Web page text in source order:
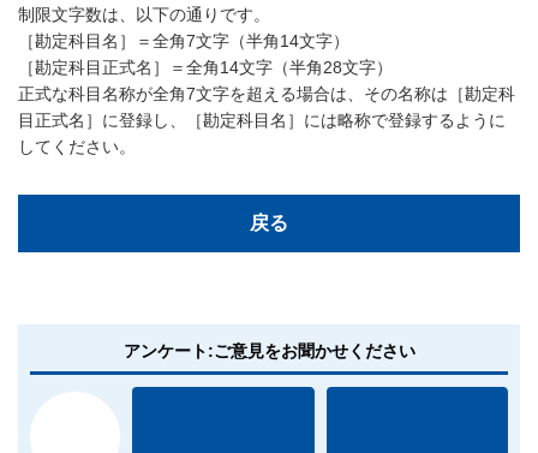
制限文字数は、以下の通りです。
［勘定科目名］＝全角7文字（半角14文字）
［勘定科目正式名］＝全角14文字（半角28文字）
正式な科目名称が全角7文字を超える場合は、その名称は［勘定科
目正式名］に登録し、［勘定科目名］には略称で登録するように
してください。
戻る
アンケート:ご意見をお聞かせください